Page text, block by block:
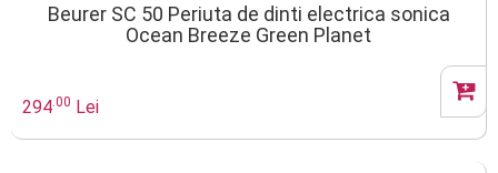
Beurer SC 50 Periuta de dinti electrica sonica
Ocean Breeze Green Planet
294.00 Lei